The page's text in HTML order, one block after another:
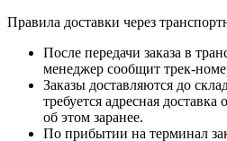
Правила доставки через
После передачи заказа в
менеджер сообщит трек-
Заказы доставляются до
требуется адресная
об этом заранее.
По прибытии на терминал